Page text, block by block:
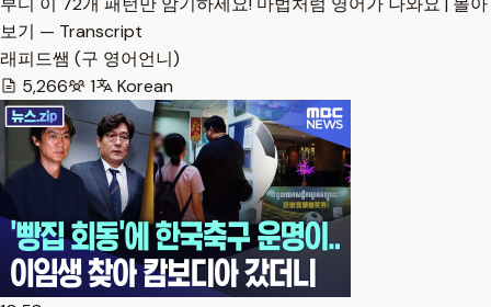
보기 — Transcript
래피드쌤 (구 영어언니)
5,266
1 Korean